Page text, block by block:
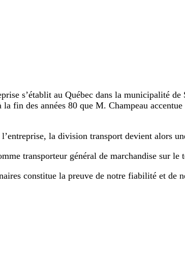
s’établit au Québec dans la municipalité
fin des années 80 que M. Champeau
la division transport devient alors
transporteur général de marchandise sur
constitue la preuve de notre fiabilité et de